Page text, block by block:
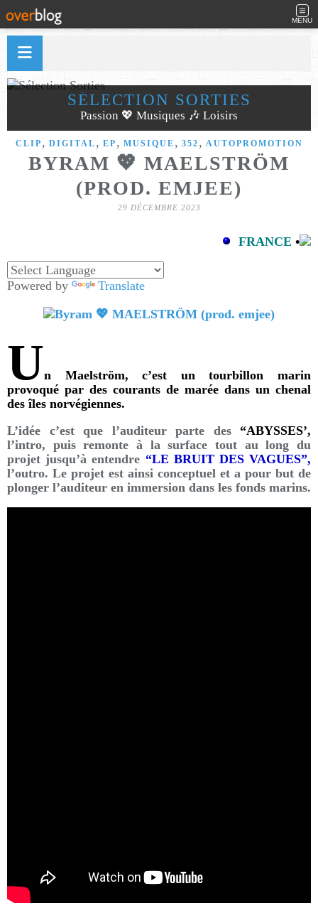
MENU
SÉLECTION SORTIES
Passion 💖 Musiques 🎶 Loisirs
CLIP , DIGITAL , EP , MUSIQUE , 352 , AUTOPROMOTION
BYRAM 💖 MAELSTRÖM
(PROD. EMJEE)
29 DÉCEMBRE 2023
FRANCE •
Powered by Translate
Un Maelström, c’est un tourbillon marin
provoqué par des courants de marée dans un chenal
des îles norvégiennes.
L’idée c’est que l’auditeur parte des “ABYSSES’,
l’intro, puis remonte à la surface tout au long du
projet jusqu’à entendre “LE BRUIT DES VAGUES”,
l’outro. Le projet est ainsi conceptuel et a pour but de
plonger l’auditeur en immersion dans les fonds marins.